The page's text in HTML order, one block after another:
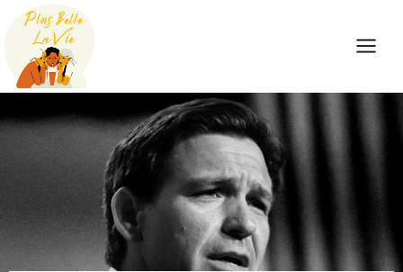
Skip
content